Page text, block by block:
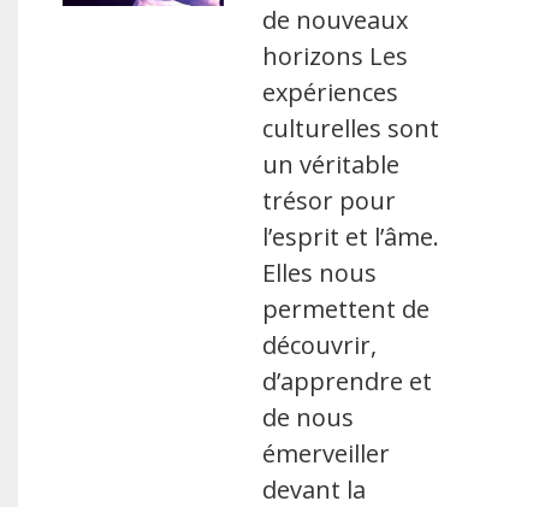
de nouveaux
horizons Les
expériences
culturelles sont
un véritable
trésor pour
l’esprit et l’âme.
Elles nous
permettent de
découvrir,
d’apprendre et
de nous
émerveiller
devant la